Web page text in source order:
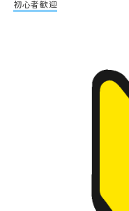
初心者歓迎